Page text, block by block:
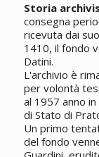
Storia
consegna
ricevuta dai
1410, il fondo
Datini.
L'archivio è
per volontà
al 1957 anno
di Stato di
Un primo
del fondo